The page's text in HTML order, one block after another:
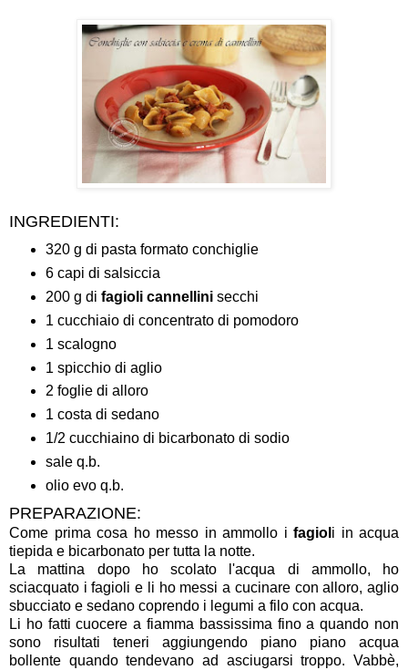
INGREDIENTI:
320 g di pasta formato conchiglie
6 capi di salsiccia
200 g di fagioli cannellinisecchi
1 cucchiaio di concentrato di pomodoro
1 scalogno
1 spicchio di aglio
2 foglie di alloro
1 costa di sedano
1/2 cucchiaino di bicarbonato di sodio
sale q.b.
olio evo q.b.
PREPARAZIONE:
Come prima cosa ho messo in ammollo i fagiol i in acqua
tiepida e bicarbonato per tutta la notte.
La mattina dopo ho scolato l'acqua di ammollo, ho
sciacquato i fagioli e li ho messi a cucinare con alloro, aglio
sbucciato e sedano coprendo i legumi a filo con acqua.
Li ho fatti cuocere a fiamma bassissima fino a quando non
sono risultati teneri aggiungendo piano piano acqua
bollente quando tendevano ad asciugarsi troppo. Vabbè,